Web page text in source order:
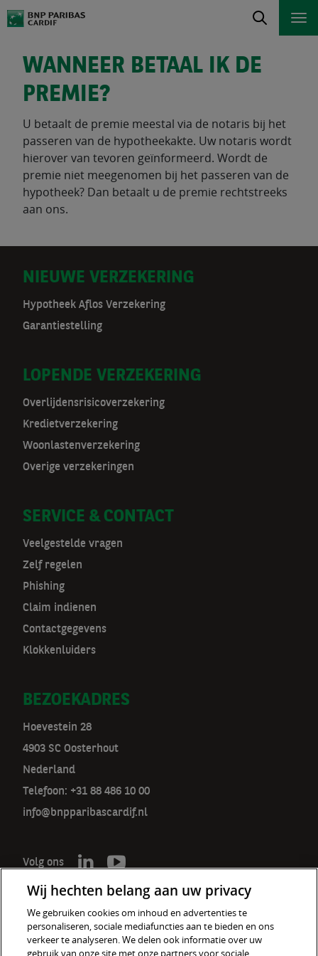
WANNEER BETAAL IK DE
PREMIE?
U betaalt de premie meestal via de notaris bij het
passeren van de hypotheekakte. Uw notaris wordt
hierover van tevoren geïnformeerd. Wordt de
premie niet meegenomen bij het passeren van de
hypotheek? Dan betaalt u de premie rechtstreeks
aan ons.
D
o
r
m
a
t
a
v
NIEUWE VERZEKERING
Hypotheek Aflos Verzekering
Garantiestelling
LOPENDE VERZEKERING
Overlijdensrisicoverzekering
Kredietverzekering
Woonlastenverzekering
Overige verzekeringen
SERVICE & CONTACT
Veelgestelde vragen
Zelf regelen
Phishing
Claim indienen
Contactgegevens
Klokkenluiders
BEZOEKADRES
Hoevestein 28
4903 SC Oosterhout
Nederland
Telefoon: +31 88 486 10 00
info@bnpparibascardif.nl
Volg ons
De verzekeraar voor een wereld
Wij hechten belang aan uw privacy
We gebruiken cookies om inhoud en advertenties te
personaliseren, sociale mediafuncties aan te bieden en ons
verkeer te analyseren. We delen ook informatie over uw
gebruik van onze site met onze partners voor sociale